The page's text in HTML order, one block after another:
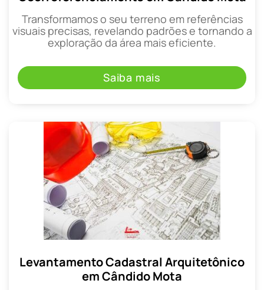
Transformamos o seu terreno em referências
visuais precisas, revelando padrões e tornando a
exploração da área mais eficiente.
Saiba mais
Levantamento Cadastral Arquitetônico
em Cândido Mota